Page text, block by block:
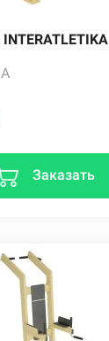
INTERATLETIKA
Заказать